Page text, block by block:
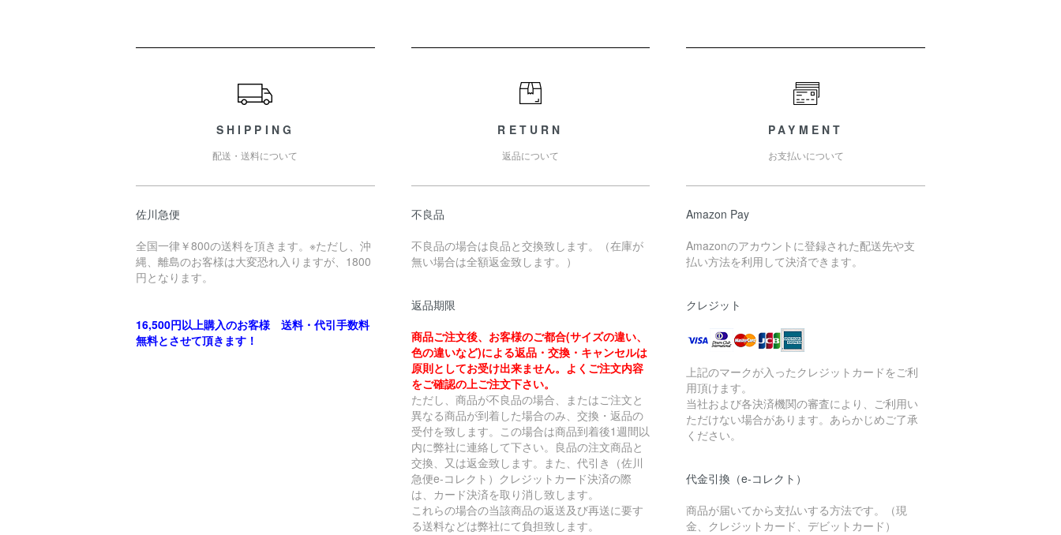
SHIPPING
配送・送料について
佐川急便
全国一律￥800の送料を頂きます。※ただし、沖
縄、離島のお客様は大変恐れ入りますが、1800
円となります。
16,500円以上購入のお客様 送料・代引手数料
無料とさせて頂きます！
RETURN
返品について
不良品
不良品の場合は良品と交換致します。（在庫が
無い場合は全額返金致します。）
返品期限
商品ご注文後、お客様のご都合(サイズの違い、
色の違いなど)による返品・交換・キャンセルは
原則としてお受け出来ません。よくご注文内容
をご確認の上ご注文下さい。
ただし、商品が不良品の場合、またはご注文と
異なる商品が到着した場合のみ、交換・返品の
受付を致します。この場合は商品到着後1週間以
内に弊社に連絡して下さい。良品の注文商品と
交換、又は返金致します。また、代引き（佐川
急便e-コレクト）クレジットカード決済の際
は、カード決済を取り消し致します。
これらの場合の当該商品の返送及び再送に要す
る送料などは弊社にて負担致します。
PAYMENT
お支払いについて
Amazon Pay
Amazonのアカウントに登録された配送先や支
払い方法を利用して決済できます。
クレジット
上記のマークが入ったクレジットカードをご利
用頂けます。
当社および各決済機関の審査により、ご利用い
ただけない場合があります。あらかじめご了承
ください。
代金引換（e-コレクト）
商品が届いてから支払いする方法です。（現
金、クレジットカード、デビットカード）